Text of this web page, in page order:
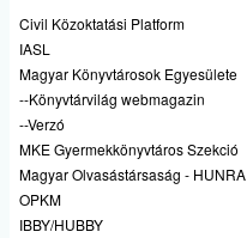
Civil Közoktatási Platform
IASL
Magyar Könyvtárosok Egyesülete
--Könyvtárvilág webmagazin
--Verzó
MKE Gyermekkönyvtáros Szekció
Magyar Olvasástársaság - HUNRA
OPKM
IBBY/HUBBY